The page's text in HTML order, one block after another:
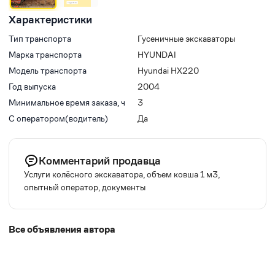
Характеристики
Тип транспорта
Гусеничные экскаваторы
Марка транспорта
HYUNDAI
Модель транспорта
Hyundai HX220
Год выпуска
2004
Минимальное время заказа, ч
3
С оператором(водитель)
Да
Комментарий продавца
Услуги колёсного экскаватора, объем ковша 1 м3,
опытный оператор, документы
Все объявления автора